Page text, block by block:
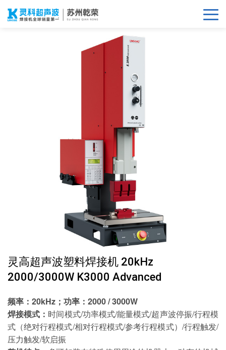
灵高超声波塑料焊接机 20kHz
2000/3000W K3000 Advanced
频率：20kHz；功率：2000 / 3000W
焊接模式： 时间模式/功率模式/能量模式/超声波停振/行程模
式（绝对行程模式/相对行程模式/参考行程模式）/行程触发/
压力触发/软启振